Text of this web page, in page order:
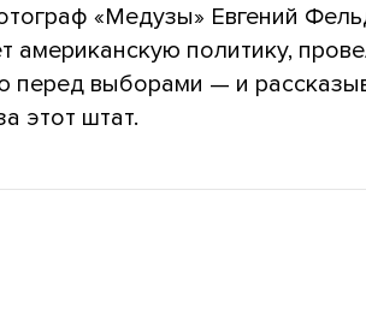
«Медузы» Евгений
американскую политику,
выборами — и
этот штат.